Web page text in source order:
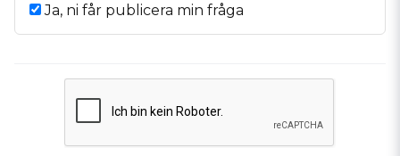
Ja, ni får publicera min fråga